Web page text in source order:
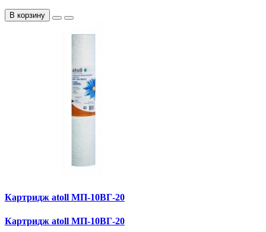
В корзину
Картридж atoll МП-10ВГ-20
Картридж atoll МП-10ВГ-20